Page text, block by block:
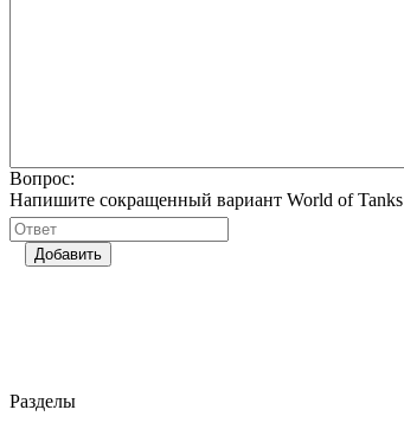
Вопрос:
Напишите сокращенный вариант World of Tanks
Добавить
Разделы